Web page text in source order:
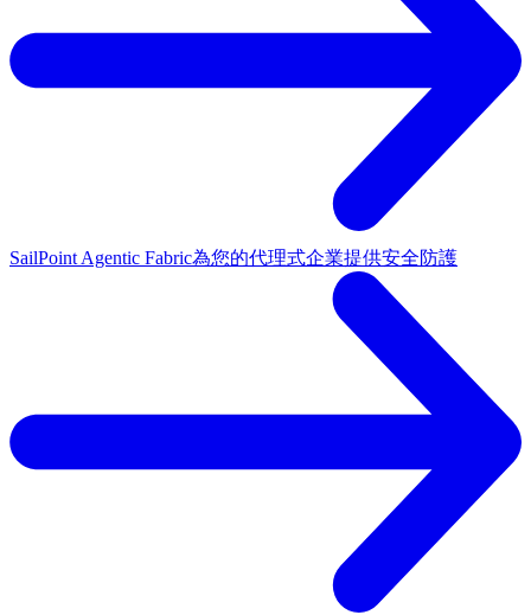
SailPoint Agentic Fabric為您的代理式企業提供安全防護